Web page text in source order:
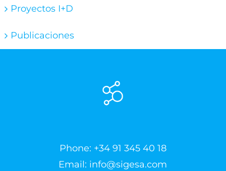
Proyectos I+D
Publicaciones
Phone: +34 91 345 40 18
Email: info@sigesa.com